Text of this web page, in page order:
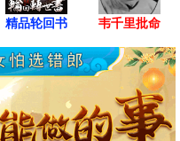
精品轮回书 韦千里批命